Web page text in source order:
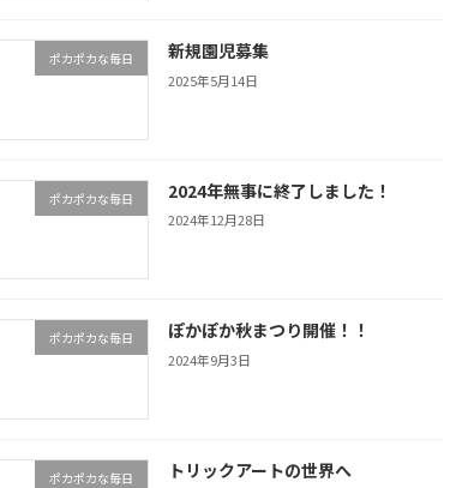
ポカポカな毎日 新規園児募集
2025年5月14日
ポカポカな毎日 2024年無事に終了しました！
2024年12月28日
ポカポカな毎日 ぽかぽか秋まつり開催！！
2024年9月3日
ポカポカな毎日 トリックアートの世界へ